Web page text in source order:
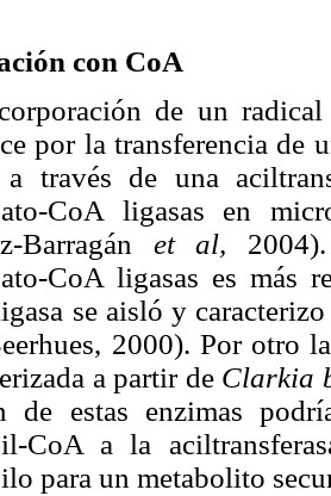
con CoA
de un
por la transferencia de
través de una
CoA ligasas en
Barragán et al,
CoA ligasas es más
se aisló y
2000). Por otro
a partir de Clarkia
de estas enzimas
CoA a la
para un metabolito